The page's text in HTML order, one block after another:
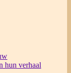
hun verhaal